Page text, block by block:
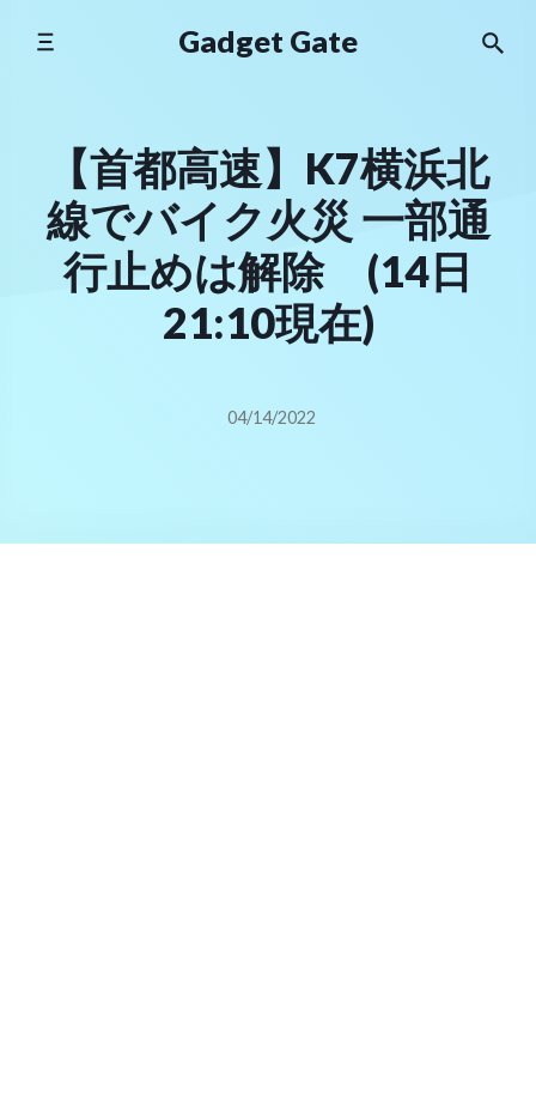
Gadget Gate
【首都高速】K7横浜北
線でバイク火災 一部通
行止めは解除 (14日
21:10現在)
04/14/2022